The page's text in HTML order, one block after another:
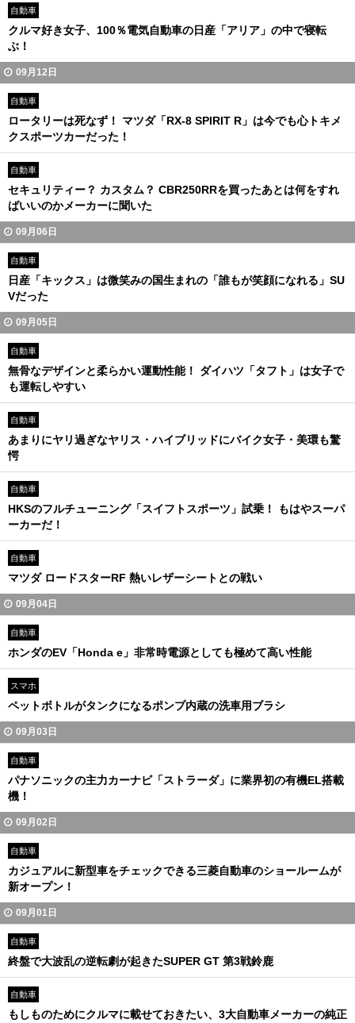
自動車
クルマ好き女子、100％電気自動車の日産「アリア」の中で寝転
ぶ！
09月12日
自動車
ロータリーは死なず！ マツダ「RX-8 SPIRIT R」は今でも心トキメ
クスポーツカーだった！
自動車
セキュリティー？ カスタム？ CBR250RRを買ったあとは何をすれ
ばいいのかメーカーに聞いた
09月06日
自動車
日産「キックス」は微笑みの国生まれの「誰もが笑顔になれる」SU
Vだった
09月05日
自動車
無骨なデザインと柔らかい運動性能！ ダイハツ「タフト」は女子で
も運転しやすい
自動車
あまりにヤリ過ぎなヤリス・ハイブリッドにバイク女子・美環も驚
愕
自動車
HKSのフルチューニング「スイフトスポーツ」試乗！ もはやスーパ
ーカーだ！
自動車
マツダ ロードスターRF 熱いレザーシートとの戦い
09月04日
自動車
ホンダのEV「Honda e」非常時電源としても極めて高い性能
スマホ
ペットボトルがタンクになるポンプ内蔵の洗車用ブラシ
09月03日
自動車
パナソニックの主力カーナビ「ストラーダ」に業界初の有機EL搭載
機！
09月02日
自動車
カジュアルに新型車をチェックできる三菱自動車のショールームが
新オープン！
09月01日
自動車
終盤で大波乱の逆転劇が起きたSUPER GT 第3戦鈴鹿
自動車
もしものためにクルマに載せておきたい、3大自動車メーカーの純正